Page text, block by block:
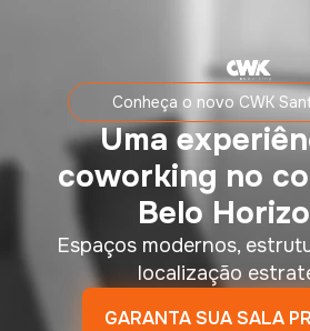
Conheça o novo CWK
Uma
coworking no
Belo
Espaços modernos,
localização
GARANTA SUA SALA